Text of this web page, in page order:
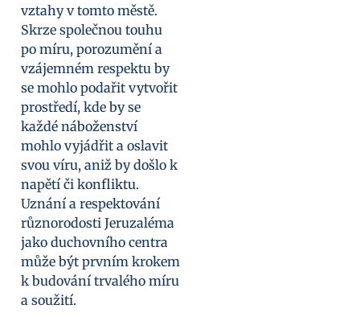
vztahy v tomto městě.
Skrze společnou touhu
po míru, porozumění a
vzájemném respektu by
se mohlo podařit vytvořit
prostředí, kde by se
každé náboženství
mohlo vyjádřit a oslavit
svou víru, aniž by došlo k
napětí či konfliktu.
Uznání a respektování
různorodosti Jeruzaléma
jako duchovního centra
může být prvním krokem
k budování trvalého míru
a soužití.